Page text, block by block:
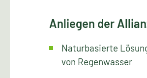
Anliegen der
Naturbasierte
von Regenwasser